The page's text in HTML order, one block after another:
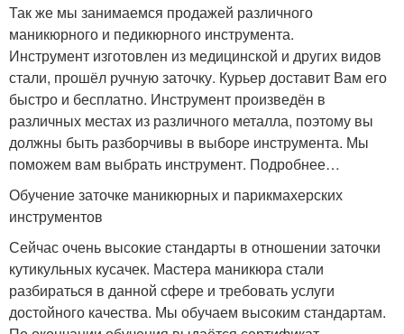
Так же мы занимаемся продажей различного
маникюрного и педикюрного инструмента.
Инструмент изготовлен из медицинской и других видов
стали, прошёл ручную заточку. Курьер доставит Вам его
быстро и бесплатно. Инструмент произведён в
различных местах из различного металла, поэтому вы
должны быть разборчивы в выборе инструмента. Мы
поможем вам выбрать инструмент. Подробнее…
Обучение заточке маникюрных и парикмахерских
инструментов
Сейчас очень высокие стандарты в отношении заточки
кутикульных кусачек. Мастера маникюра стали
разбираться в данной сфере и требовать услуги
достойного качества. Мы обучаем высоким стандартам.